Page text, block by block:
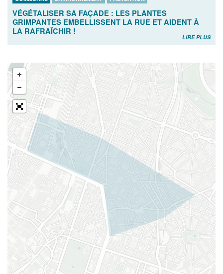
VÉGÉTALISER SA FAÇADE : LES PLANTES
GRIMPANTES EMBELLISSENT LA RUE ET AIDENT À
LA RAFRAÎCHIR !
LIRE PLUS